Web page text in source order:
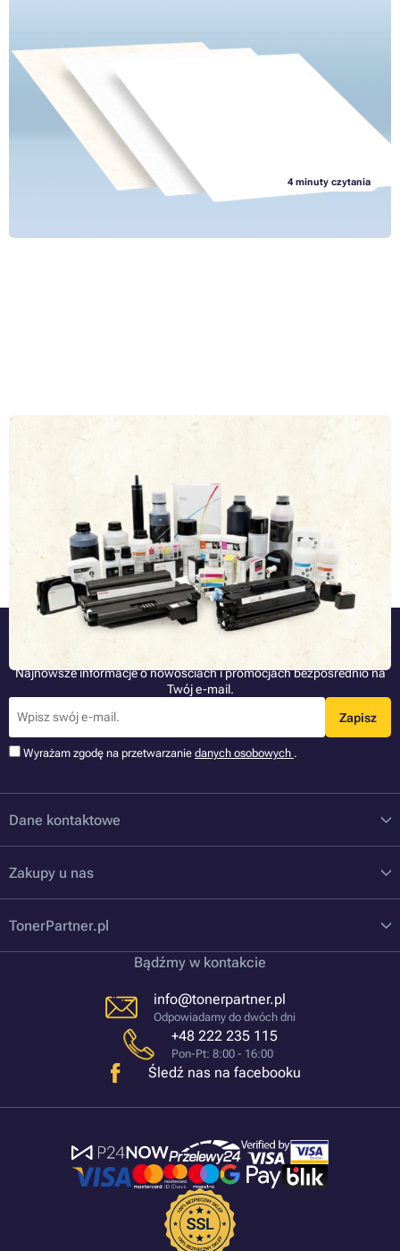
Nie tylko parametry samej drukarki, ale także właściwy dobór
odpowiedniego papieru wpływa na to, czy będziesz zadowolony z
wyniku. Czy z przyjemnością będziesz zacierać ręce czy będziesz miał
tylko kwaśną minę. Papier do drukarek jak wszystko inne ma
znaczenie: używaj produktów najwyższej jakości.
Przeczytaj cały artykuł »
4 minuty czytania
Co to jest toner, kartridż lub cylinder optyczny i do czego
Nowoczesne drukarki wykorzystują różne technologie druku. Jedne
są bardziej niezawodne, inne mniej. Na niektórych można sporo
zarobić, a inne pozwalają zaoszczędzić niemałą sumę. Jedno jest
jednak pewne — żadna drukarka ani kopiarka nie obejdzie się bez
kartridża. W momencie, gdy kartridż się kończy i przychodzi czas na
jego wymianę, warto wiedzieć, co tak naprawdę trzeba kupić. Tusz
czy toner w proszku? Jaka jest między nimi różnica? Czy wiesz, czym
są kartridż, toner i cylinder optyczny, i do czego służą? Jeśli nie —
najwyższy czas to wyjaśnić.
Przeczytaj cały artykuł »
Bądź jako pierwszy
Najnowsze informacje o nowościach i promocjach bezpośrednio na
Twój e-mail.
Zapisz
Wyrażam zgodę na przetwarzanie danych osobowych .
Dane kontaktowe
Zakupy u nas
TonerPartner.pl
Bądźmy w kontakcie
info@tonerpartner.pl
Odpowiadamy do dwóch dni
+48 222 235 115
Pon-Pt: 8:00 - 16:00
Śledź nas na facebooku